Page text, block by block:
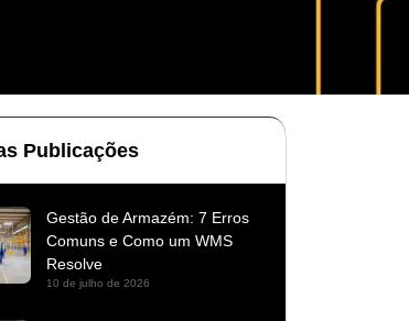
Publicações
Gestão de Armazém: 7 Erros
Comuns e Como um WMS
Resolve
10 de julho de 2026